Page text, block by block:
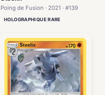
Poing de Fusion · 2021 · #139
HOLOGRAPHIQUE RARE